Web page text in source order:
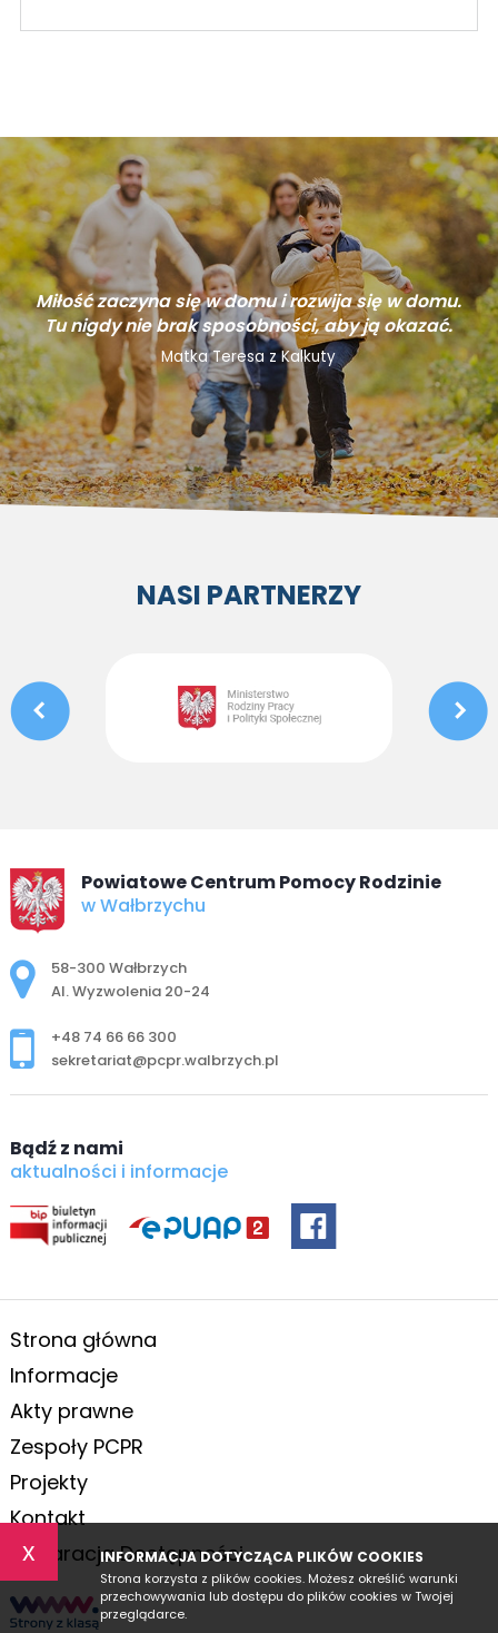
x INFORMACJA DOTYCZĄCA PLIKÓW COOKIES
Strona korzysta z plików cookies. Możesz określić warunki
przechowywania lub dostępu do plików cookies w Twojej
przeglądarce.
Miłość zaczyna się w domu i rozwija się w domu.
Tu nigdy nie brak sposobności, aby ją okazać.
Matka Teresa z Kalkuty
NASI PARTNERZY
Powiatowe Centrum Pomocy Rodzinie
w Wałbrzychu
Adres pocztowy:
58-300 Wałbrzych
Al. Wyzwolenia 20-24
+48 74 66 66 300
sekretariat@pcpr.walbrzych.pl
Bądź z nami
aktualności i informacje
Strona główna
Informacje
Akty prawne
Zespoły PCPR
Projekty
Kontakt
Deklaracja Dostępności